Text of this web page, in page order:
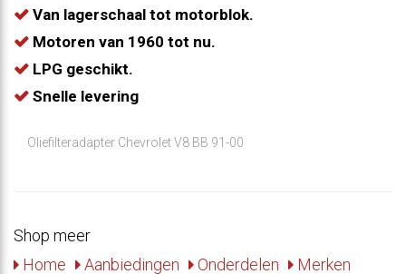
Van lagerschaal tot motorblok.
Motoren van 1960 tot nu.
LPG geschikt.
Snelle levering
Oliefilteradapter Chevrolet V8 BB 91-00
Shop meer
Home
Aanbiedingen Onderdelen Merken